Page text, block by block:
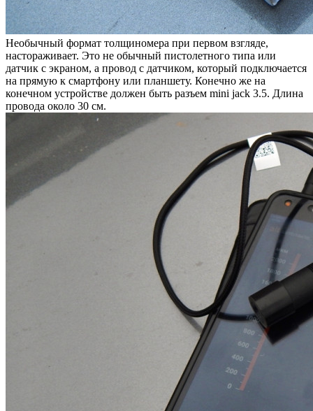
Необычный формат толщиномера при первом взгляде,
настораживает. Это не обычный пистолетного типа или
датчик с экраном, а провод с датчиком, который подключается
на прямую к смартфону или планшету. Конечно же на
конечном устройстве должен быть разъем mini jack 3.5. Длина
провода около 30 см.